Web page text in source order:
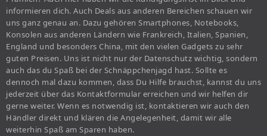
informieren dich. Auch Deals aus anderen Bereichen schauen wir
uns ganz genau an. Dazu gehören Smartphones, Notebooks,
Konsolen aus anderen Ländern wie Frankreich, Italien, Spanien,
England und besonders China, mit den vielen Gadgets zu sehr
guten Preisen. Uns ist nicht nur der Datenschutz wichtig, sondern
auch das du Spaß bei der Schnäppchenjagd hast. Sollte es
dennoch mal dazu kommen, dass Du Hilfe brauchst, kannst du uns
jederzeit über das Kontaktformular erreichen und wir helfen dir
gerne weiter. Wenn es notwendig ist, kontaktieren wir auch den
Händler direkt und klären die Angelegenheit, damit wir alle
weiterhin Spaß am Sparen haben.